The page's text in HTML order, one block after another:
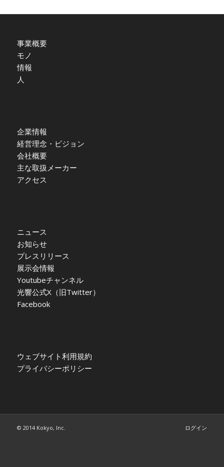
事業概要
モノ
情報
人
企業情報
経営理念・ビジョン
会社概要
主な取扱メーカー
アクセス
ニュース
お知らせ
プレスリリース
展示会情報
Youtubeチャンネル
光響公式X（旧Twitter）
Facebook
ウェブサイト利用規約
プライバシーポリシー
© 2014 Kokyo, Inc. ログイン